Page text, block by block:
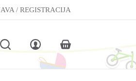
/ REGISTRACIJA
Shopping
cart